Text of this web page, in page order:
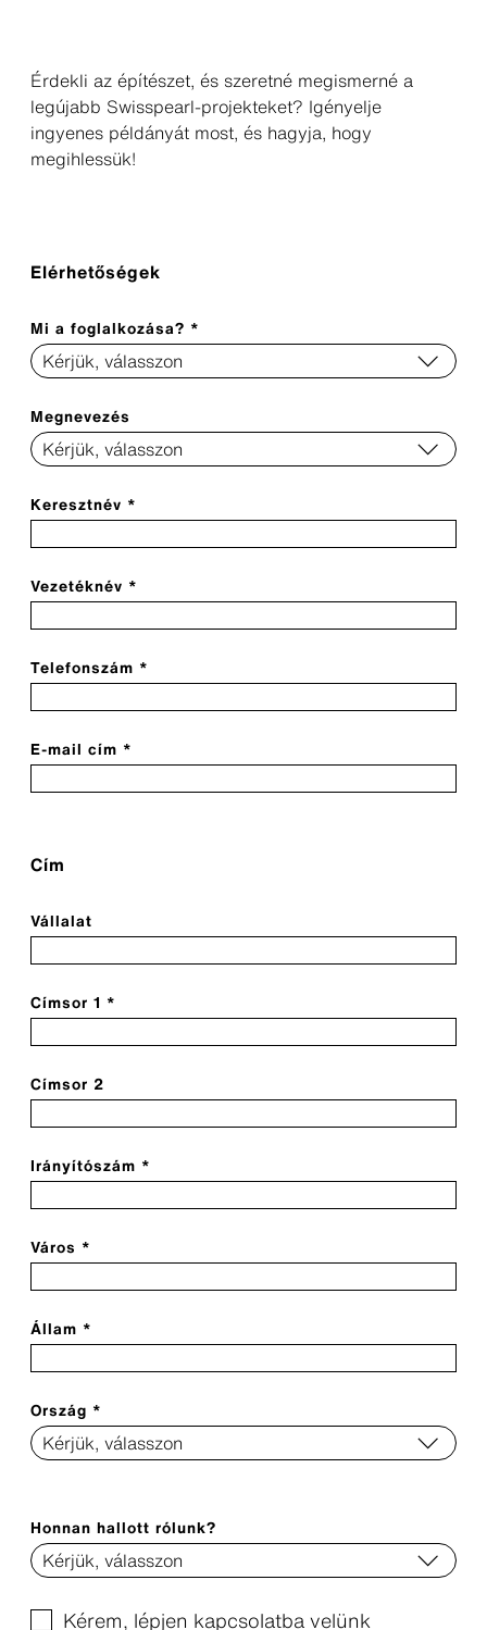
Érdekli az építészet, és szeretné megismerné a
legújabb Swisspearl-projekteket? Igényelje
ingyenes példányát most, és hagyja, hogy
megihlessük!
Elérhetőségek
Mi a foglalkozása? *
Megnevezés
Keresztnév *
Vezetéknév *
Telefonszám *
E-mail cím *
Cím
Vállalat
Címsor 1 *
Címsor 2
Irányítószám *
Város *
Állam *
Ország *
Honnan hallott rólunk?
Kérem, lépjen kapcsolatba velünk